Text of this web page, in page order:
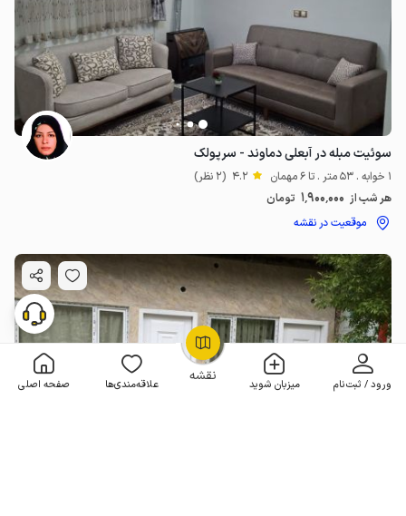
نقشه ورود / ثبت‌نام میزبان شوید علاقه‌مندی‌ها صفحه اصلی
OpenStreetMap
سوئیت مبله در آبعلی دماوند - سرپولک
1 خوابه . 53 متر . تا 6 مهمان 4.2 (2 نظر)
هر شب از 1٬900٬000 تومان
موقعیت در نقشه